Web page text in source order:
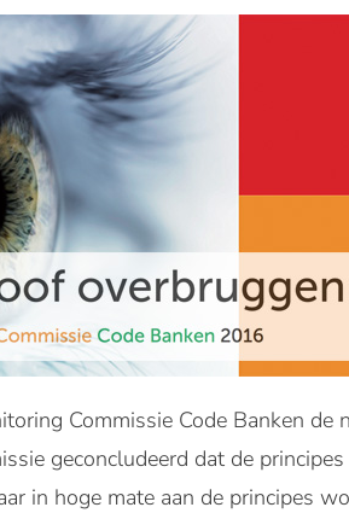
Commissie Code Banken de
geconcludeerd dat de
in hoge mate aan de principes